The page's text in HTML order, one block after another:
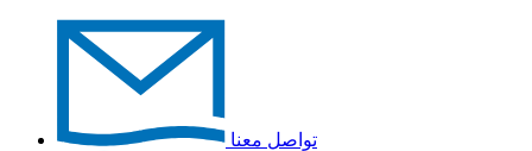
تواصل معنا